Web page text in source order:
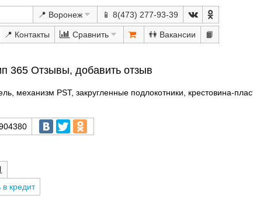
📍 Воронеж 📱 8(473) 277-93-39
📍 Сравнить 👫 📙
365 Отзывы, добавить отзыв
механизм PST, закругленные подлокотники, крестовина-
в кредит